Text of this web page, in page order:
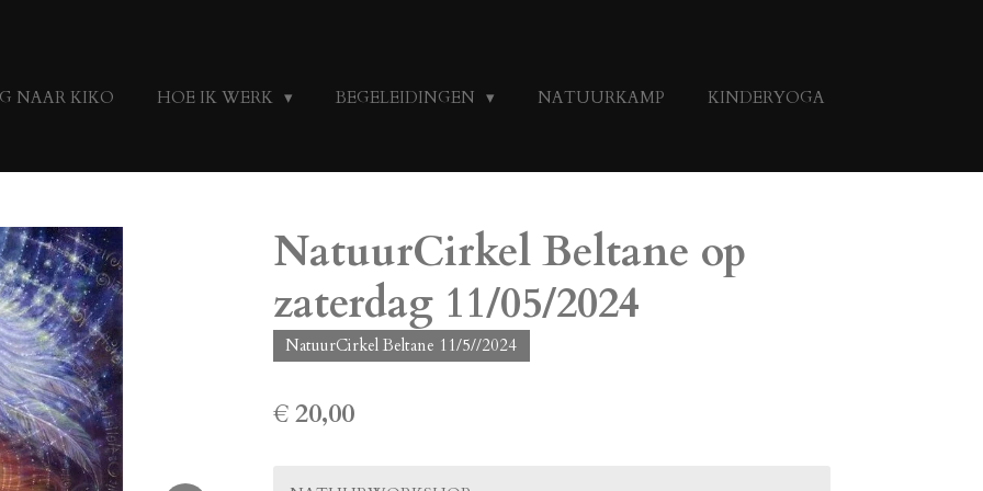
NAAR KIKO HOE IK WERK BEGELEIDINGEN NATUURKAMP
KINDERYOGA
NatuurCirkel Beltane op
zaterdag 11/05/2024
NatuurCirkel Beltane 11/5//2024
€ 20,00